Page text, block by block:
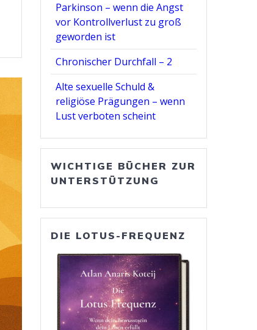
Parkinson – wenn die Angst
vor Kontrollverlust zu groß
geworden ist
Chronischer Durchfall – 2
Alte sexuelle Schuld &
religiöse Prägungen – wenn
Lust verboten scheint
WICHTIGE BÜCHER ZUR
UNTERSTÜTZUNG
DIE LOTUS-FREQUENZ